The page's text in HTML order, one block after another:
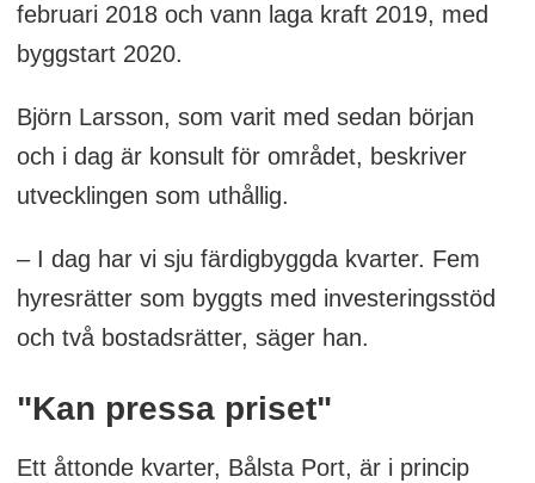
februari 2018 och vann laga kraft 2019, med
byggstart 2020.
Björn Larsson, som varit med sedan början
och i dag är konsult för området, beskriver
utvecklingen som uthållig.
– I dag har vi sju färdigbyggda kvarter. Fem
hyresrätter som byggts med investeringsstöd
och två bostadsrätter, säger han.
"Kan pressa priset"
Ett åttonde kvarter, Bålsta Port, är i princip